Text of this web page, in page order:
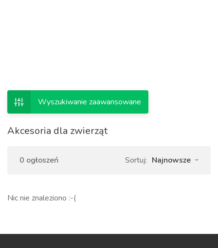
Wyszukiwanie zaawansowane
Akcesoria dla zwierząt
0 ogłoszeń Sortuj: Najnowsze
Nic nie znaleziono :-(